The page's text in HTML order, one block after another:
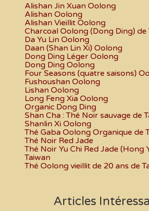
Alishan Jin Xuan Oolong
Alishan Oolong
Alishan Vieillit Oolong
Charcoal Oolong (Dong Ding) de
Da Yu Lin Oolong
Daan (Shan Lin Xi) Oolong
Dong Ding Léger Oolong
Dong Ding Oolong
Four Seasons (quatre saisons)
Fushoushan Oolong
Lishan Oolong
Long Feng Xia Oolong
Organic Dong Ding
Shan Cha : Thé Noir sauvage de
Shanlin Xi Oolong
Thé Gaba Oolong Organique de
Thé Noir Red Jade
Thé Noir Yu Chi Red Jade (Hong
Taiwan
Thé Oolong vieillit de 20 ans de
Articles